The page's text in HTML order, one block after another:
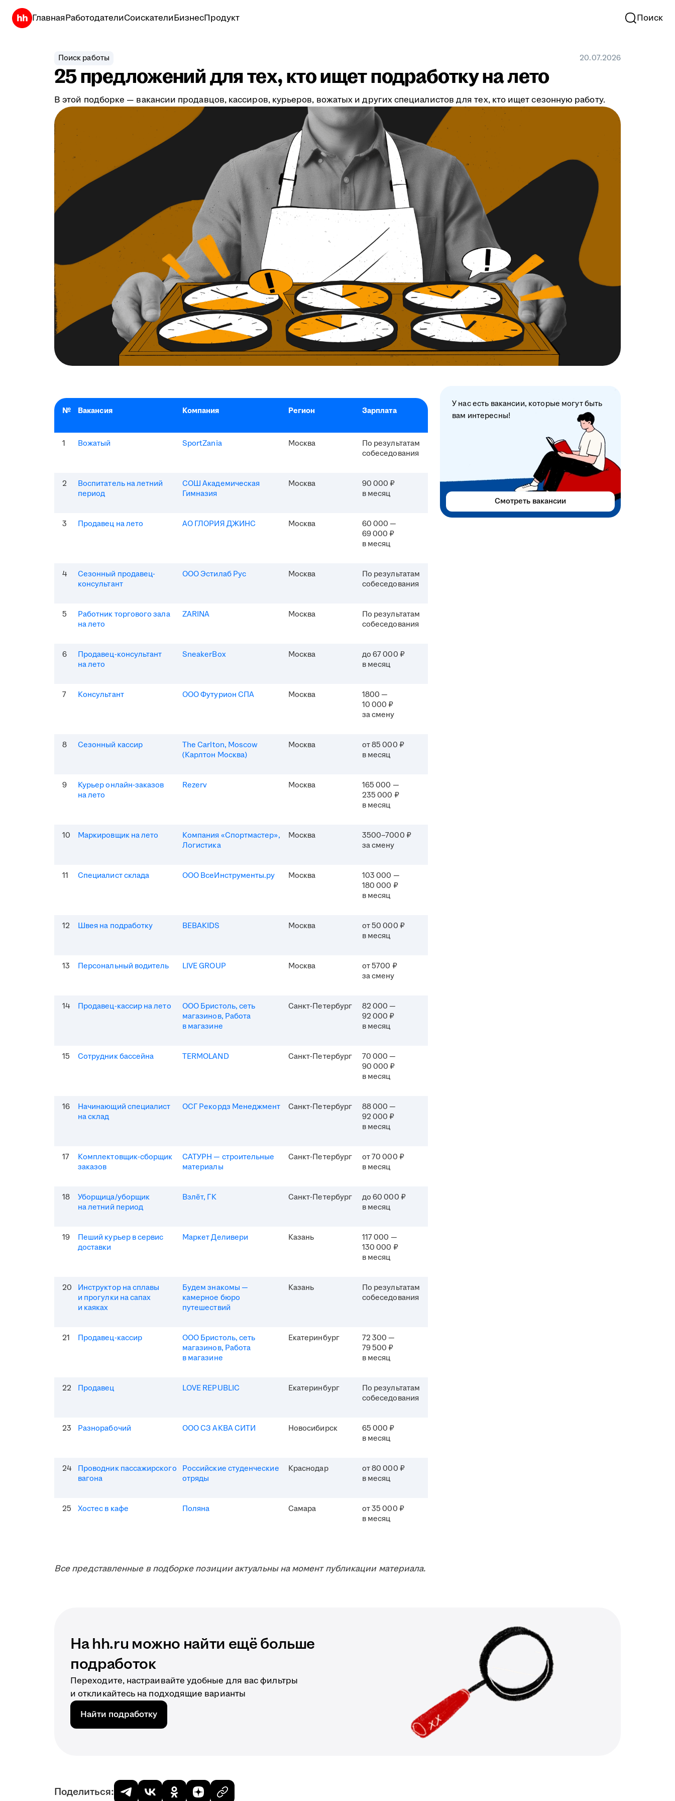
ГлавнаяРаботодателиСоискателиБизнесПродукт Поиск
Поиск работы 20.07.2026
25 предложений для тех, кто ищет подработку на лето
В этой подборке — вакансии продавцов, кассиров, курьеров, вожатых и других специалистов для тех, кто ищет сезонную работу.
№ Вакансия Компания Регион Зарплата
1 Вожатый SportZania Москва
По результатам
собеседования
2
Воспитатель на летний
период
СОШ Академическая
Гимназия
Москва
90 000 ₽
в месяц
3 Продавец на лето АО ГЛОРИЯ ДЖИНС Москва
60 000 —
69 000 ₽
в месяц
4
Сезонный продавец-
консультант
ООО Эстилаб Рус Москва
По результатам
собеседования
5
Работник торгового зала
на лето
ZARINA Москва
По результатам
собеседования
6
Продавец-консультант
на лето
SneakerBox Москва
до 67 000 ₽
в месяц
7 Консультант ООО Футурион СПА Москва
1800 —
10 000 ₽
за смену
8 Сезонный кассир
The Carlton, Moscow
(Карлтон Москва)
Москва
от 85 000 ₽
в месяц
9
Курьер онлайн-заказов
на лето
Rezerv Москва
165 000 —
235 000 ₽
в месяц
10 Маркировщик на лето
Компания «Спортмастер»,
Логистика
Москва
3500–7000 ₽
за смену
11 Специалист склада ООО ВсеИнструменты.ру Москва
103 000 —
180 000 ₽
в месяц
12 Швея на подработку BEBAKIDS Москва
от 50 000 ₽
в месяц
13 Персональный водитель LIVE GROUP Москва
от 5700 ₽
за смену
14 Продавец-кассир на лето
ООО Бристоль, сеть
магазинов, Работа
в магазине
Санкт-Петербург
82 000 —
92 000 ₽
в месяц
15 Сотрудник бассейна TERMOLAND Санкт-Петербург
70 000 —
90 000 ₽
в месяц
16
Начинающий специалист
на склад
ОСГ Рекордз Менеджмент Санкт-Петербург
88 000 —
92 000 ₽
в месяц
17
Комплектовщик-сборщик
заказов
САТУРН — строительные
материалы
Санкт-Петербург
от 70 000 ₽
в месяц
18
Уборщица/уборщик
на летний период
Взлёт, ГК Санкт-Петербург
до 60 000 ₽
в месяц
19
Пеший курьер в сервис
доставки
Маркет Деливери Казань
117 000 —
130 000 ₽
в месяц
20
Инструктор на сплавы
и прогулки на сапах
и каяках
Будем знакомы —
камерное бюро
путешествий
Казань
По результатам
собеседования
21 Продавец-кассир
ООО Бристоль, сеть
магазинов, Работа
в магазине
Екатеринбург
72 300 —
79 500 ₽
в месяц
22 Продавец LOVE REPUBLIC Екатеринбург
По результатам
собеседования
23 Разнорабочий ООО СЗ АКВА СИТИ Новосибирск
65 000 ₽
в месяц
24
Проводник пассажирского
вагона
Российские студенческие
отряды
Краснодар
от 80 000 ₽
в месяц
25 Хостес в кафе Поляна Самара
от 35 000 ₽
в месяц
Все представленные в подборке позиции актуальны на момент публикации материала.
У нас есть вакансии, которые могут быть
вам интересны!
Смотреть вакансии
На hh.ru можно найти ещё больше
подработок
Переходите, настраивайте удобные для вас фильтры
и откликайтесь на подходящие варианты
Найти подработку
Поделиться: